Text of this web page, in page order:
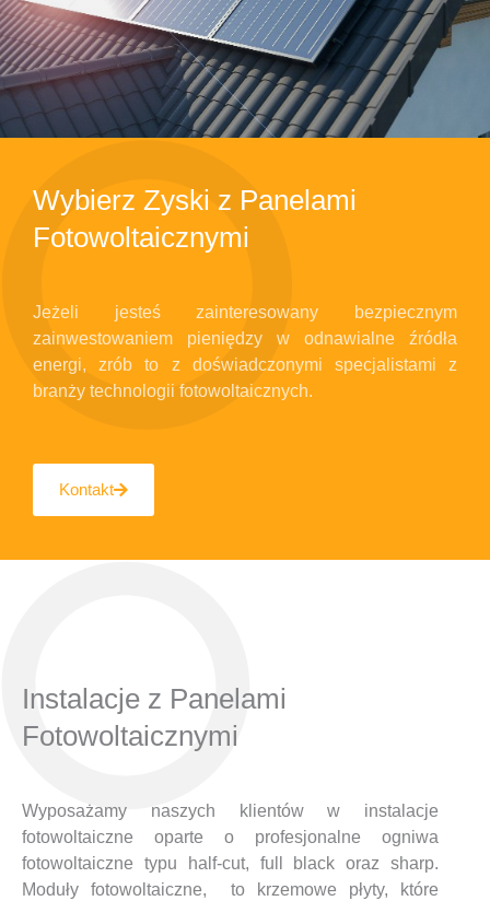
Wybierz Zyski z Panelami
Fotowoltaicznymi
Jeżeli jesteś zainteresowany bezpiecznym
zainwestowaniem pieniędzy w odnawialne źródła
energi, zrób to z doświadczonymi specjalistami z
branży technologii fotowoltaicznych.
Kontakt
Instalacje z Panelami
Fotowoltaicznymi
Wyposażamy naszych klientów w instalacje
fotowoltaiczne oparte o profesjonalne ogniwa
fotowoltaiczne typu half-cut, full black oraz sharp.
Moduły fotowoltaiczne, to krzemowe płyty, które